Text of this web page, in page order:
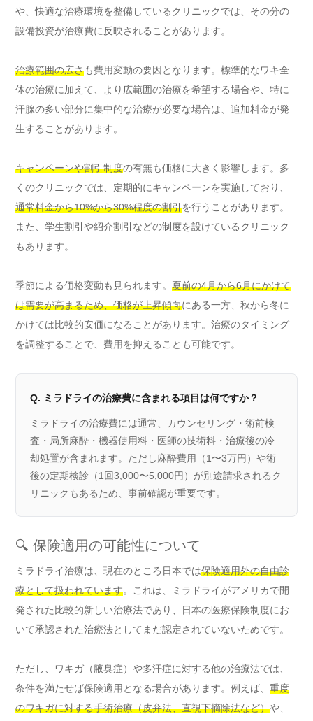
や、快適な治療環境を整備しているクリニックでは、その分の
設備投資が治療費に反映されることがあります。
治療範囲の広さも費用変動の要因となります。標準的なワキ全
体の治療に加えて、より広範囲の治療を希望する場合や、特に
汗腺の多い部分に集中的な治療が必要な場合は、追加料金が発
生することがあります。
キャンペーンや割引制度の有無も価格に大きく影響します。多
くのクリニックでは、定期的にキャンペーンを実施しており、
通常料金から10%から30%程度の割引を行うことがあります。
また、学生割引や紹介割引などの制度を設けているクリニック
もあります。
季節による価格変動も見られます。 夏前の4月から6月にかけて
は需要が高まるため、価格が上昇傾向にある一方、秋から冬に
かけては比較的安価になることがあります。治療のタイミング
を調整することで、費用を抑えることも可能です。
Q. ミラドライの治療費に含まれる項目は何ですか？
ミラドライの治療費には通常、カウンセリング・術前検
査・局所麻酔・機器使用料・医師の技術料・治療後の冷
却処置が含まれます。ただし麻酔費用（1〜3万円）や術
後の定期検診（1回3,000〜5,000円）が別途請求されるク
リニックもあるため、事前確認が重要です。
🔍 保険適用の可能性について
ミラドライ治療は、現在のところ日本では保険適用外の自由診
療として扱われています。これは、ミラドライがアメリカで開
発された比較的新しい治療法であり、日本の医療保険制度にお
いて承認された治療法としてまだ認定されていないためです。
ただし、ワキガ（腋臭症）や多汗症に対する他の治療法では、
条件を満たせば保険適用となる場合があります。例えば、 重度
のワキガに対する手術治療（皮弁法、直視下摘除法など）や、